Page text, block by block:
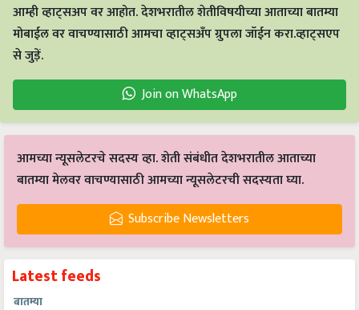
आम्ही व्हाट्सअप वर आहोत. देशभरातील शेतीविषयीच्या आताच्या बातम्या
मोबाईल वर वाचण्यासाठी आमचा व्हाट्सअँप ग्रुपला जॉईन करा.व्हाट्सएप
से जुड़ें.
Join on WhatsApp
आमच्या न्यूसलेटरचे सदस्य व्हा. शेती संबंधीत देशभरातील आताच्या
बातम्या मेलवर वाचण्यासाठी आमच्या न्यूसलेटरची सदस्यता घ्या.
Subscribe Newsletters
Latest feeds
बातम्या